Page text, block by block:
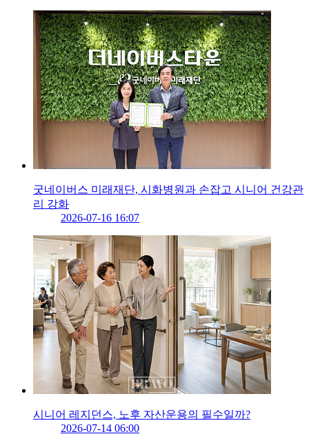
굿네이버스 미래재단, 시화병원과 손잡고 시니어 건강관
리 강화
2026-07-16 16:07
시니어 레지던스, 노후 자산운용의 필수일까?
2026-07-14 06:00